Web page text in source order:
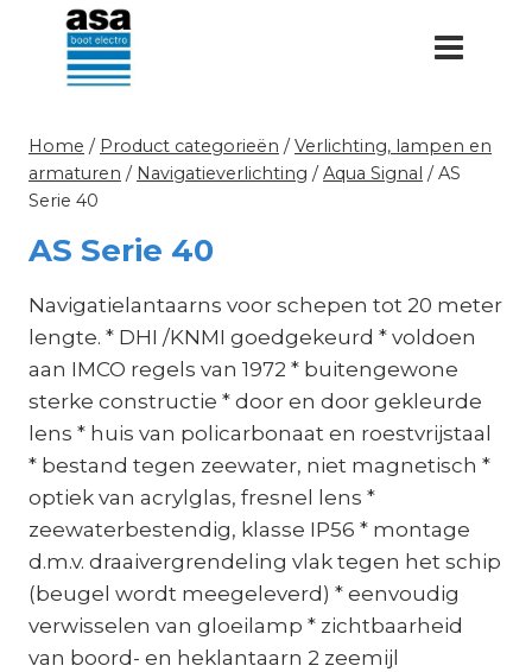
Doorgaan
inhoud
Home / Product categorieën / Verlichting, lampen en
armaturen / Navigatieverlichting / Aqua Signal / AS
Serie 40
AS Serie 40
Navigatielantaarns voor schepen tot 20 meter
lengte. * DHI /KNMI goedgekeurd * voldoen
aan IMCO regels van 1972 * buitengewone
sterke constructie * door en door gekleurde
lens * huis van policarbonaat en roestvrijstaal
* bestand tegen zeewater, niet magnetisch *
optiek van acrylglas, fresnel lens *
zeewaterbestendig, klasse IP56 * montage
d.m.v. draaivergrendeling vlak tegen het schip
(beugel wordt meegeleverd) * eenvoudig
verwisselen van gloeilamp * zichtbaarheid
van boord- en heklantaarn 2 zeemijl